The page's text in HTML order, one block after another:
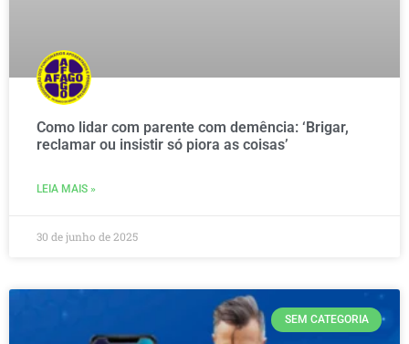
Como lidar com parente com demência: ‘Brigar,
reclamar ou insistir só piora as coisas’
LEIA MAIS »
30 de junho de 2025
SEM CATEGORIA